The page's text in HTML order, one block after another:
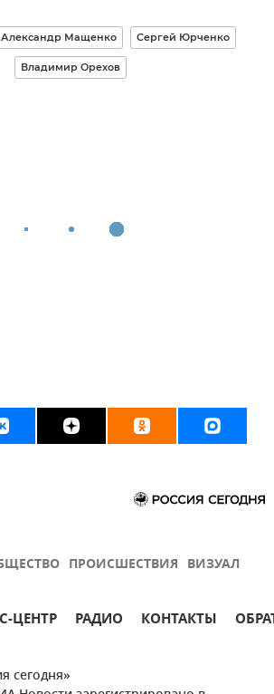
Александр Мащенко Сергей Юрченко
Владимир Орехов
ПРОИСШЕСТВИЯ ВИЗУАЛ
ЦЕНТР РАДИО КОНТАКТЫ
сегодня»